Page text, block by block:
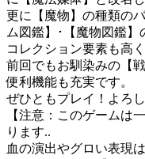
更に【魔物】の種類の
ム図鑑】･【魔物図鑑】
コレクション要素も高
前回でもお馴染みの【
便利機能も充実です。
ぜひともプレイ！よろ
【注意：このゲームは
ります..
血の演出やグロい表現